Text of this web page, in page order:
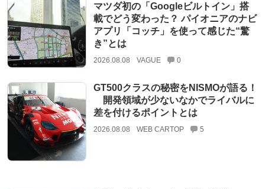
マツダ初の「Googleビルトイン」搭
載でどう変わった？ パイオニアのナビ
アプリ「コッチ」を使って感じた“驚
き”とは
2026.08.08 VAGUE 0
GT500クラスの秘密をNISMOが語る！
開発領域が少ないなかでライバルに
差を付けるポイントとは
2026.08.08 WEB CARTOP 5